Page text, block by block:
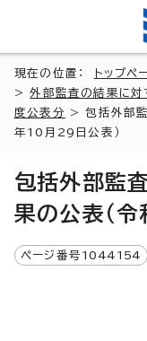
現在の位置： トップペ
>外部監査の結果に対
度公表分 > 包括外部
年10月29日公表）
包括外部監
果の公表（
ページ番号 1044154